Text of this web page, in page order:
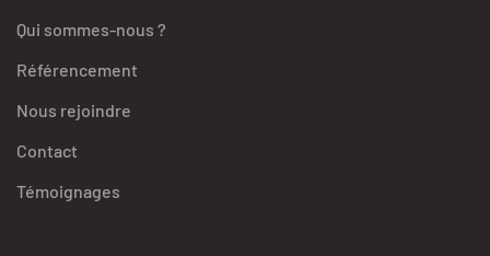
Qui sommes-nous ?
Référencement
Nous rejoindre
Contact
Témoignages